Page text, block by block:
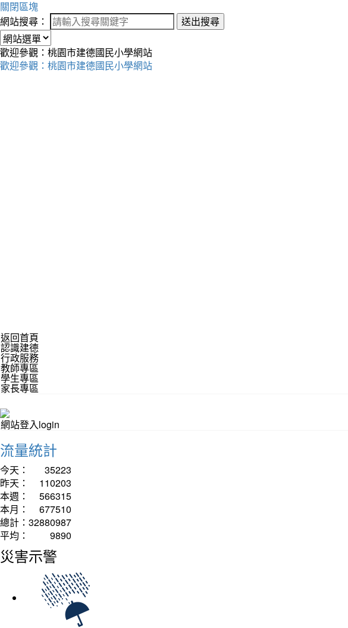
關閉區塊
網站搜尋：
送出搜尋
歡迎參觀：桃園市建德國民小學網站
歡迎參觀：桃園市建德國民小學網站
返回首頁
認識建德
行政服務
教師專區
學生專區
家長專區
網站登入login
流量統計
今天：
35223
昨天：
110203
本週：
566315
本月：
677510
總計： 32880987
平均：
9890
災害示警